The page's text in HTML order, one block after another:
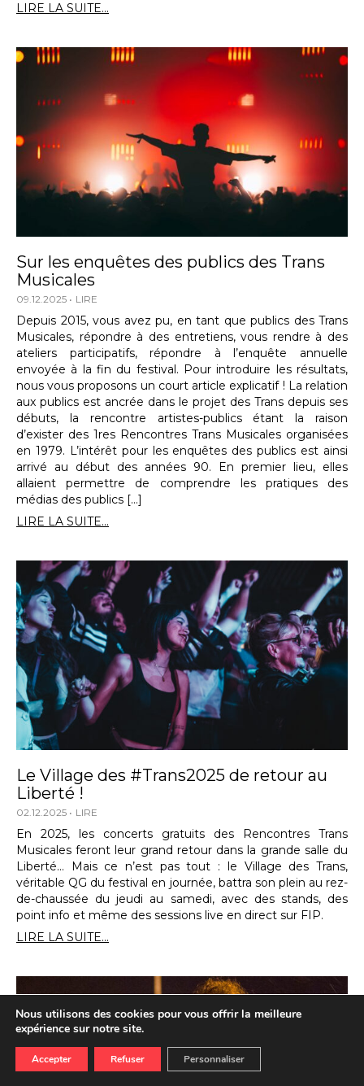
LIRE LA SUITE...
Sur les enquêtes des publics des Trans
Musicales
09.12.2025 LIRE
Depuis 2015, vous avez pu, en tant que publics des Trans
Musicales, répondre à des entretiens, vous rendre à des
ateliers participatifs, répondre à l’enquête annuelle
envoyée à la fin du festival. Pour introduire les résultats,
nous vous proposons un court article explicatif ! La relation
aux publics est ancrée dans le projet des Trans depuis ses
débuts, la rencontre artistes-publics étant la raison
d’exister des 1res Rencontres Trans Musicales organisées
en 1979. L’intérêt pour les enquêtes des publics est ainsi
arrivé au début des années 90. En premier lieu, elles
allaient permettre de comprendre les pratiques des
médias des publics […]
LIRE LA SUITE...
Le Village des #Trans2025 de retour au
Liberté !
02.12.2025 LIRE
En 2025, les concerts gratuits des Rencontres Trans
Musicales feront leur grand retour dans la grande salle du
Liberté… Mais ce n’est pas tout : le Village des Trans,
véritable QG du festival en journée, battra son plein au rez-
de-chaussée du jeudi au samedi, avec des stands, des
point info et même des sessions live en direct sur FIP.
LIRE LA SUITE...
Nous utilisons des cookies pour vous offrir la meilleure
expérience sur notre site.
Accepter Refuser Personnaliser